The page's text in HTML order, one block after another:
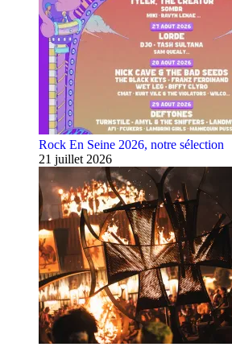
Rock En Seine 2026, notre sélection
21 juillet 2026